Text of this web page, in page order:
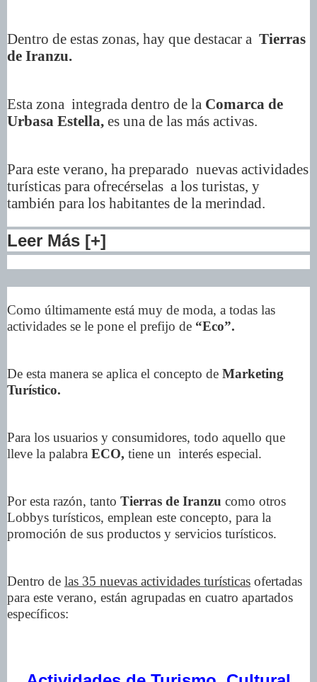
Dentro de estas zonas, hay que destacar a Tierras
de Iranzu.
Esta zona integrada dentro de la Comarca de
Urbasa Estella, es una de las más activas.
Para este verano, ha preparado nuevas actividades
turísticas para ofrecérselas a los turistas, y
también para los habitantes de la merindad.
Leer Más [+]
Como últimamente está muy de moda, a todas las
actividades se le pone el prefijo de “Eco”.
De esta manera se aplica el concepto de Marketing
Turístico.
Para los usuarios y consumidores, todo aquello que
lleve la palabra ECO, tiene un interés especial.
Por esta razón, tanto Tierras de Iranzu como otros
Lobbys turísticos, emplean este concepto, para la
promoción de sus productos y servicios turísticos.
Dentro de las 35 nuevas actividades turísticas ofertadas
para este verano, están agrupadas en cuatro apartados
específicos: